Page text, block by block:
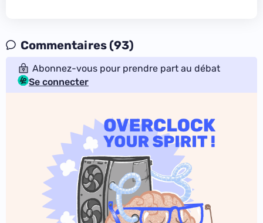
Commentaires (93)
Abonnez-vous pour prendre part au débat
Se connecter